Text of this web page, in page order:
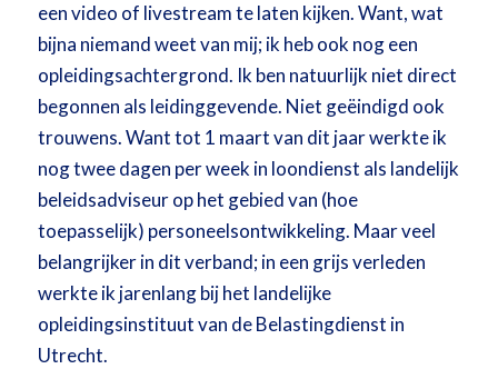
een video of livestream te laten kijken. Want, wat
bijna niemand weet van mij; ik heb ook nog een
opleidingsachtergrond. Ik ben natuurlijk niet direct
begonnen als leidinggevende. Niet geëindigd ook
trouwens. Want tot 1 maart van dit jaar werkte ik
nog twee dagen per week in loondienst als landelijk
beleidsadviseur op het gebied van (hoe
toepasselijk) personeelsontwikkeling. Maar veel
belangrijker in dit verband; in een grijs verleden
werkte ik jarenlang bij het landelijke
opleidingsinstituut van de Belastingdienst in
Utrecht.